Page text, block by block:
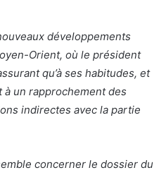
développements
Orient, où le président
qu’à ses habitudes, et
un rapprochement des
indirectes avec la partie
concerner le dossier du